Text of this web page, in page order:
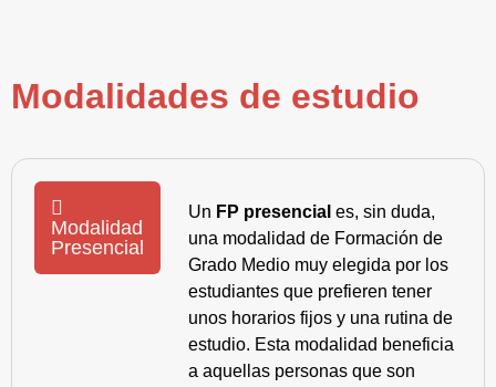
Modalidades de estudio
Modalidad
Presencial
Un FP presencial es, sin duda,
una modalidad de Formación de
Grado Medio muy elegida por los
estudiantes que prefieren tener
unos horarios fijos y una rutina de
estudio. Esta modalidad beneficia
a aquellas personas que son